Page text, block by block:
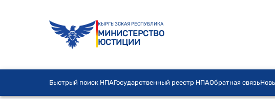
КЫРГЫЗСКАЯ РЕСПУБЛИКА
МИНИСТЕРСТВО
ЮСТИЦИИ
Быстрый поиск НПАГосударственный реестр НПАОбратная связь